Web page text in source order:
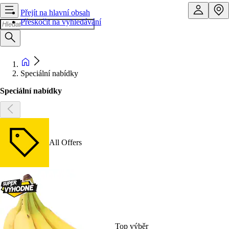
Přejít na hlavní obsah
Přeskočit na vyhledávání
Speciální nabídky
Speciální nabídky
All Offers
Top výběr